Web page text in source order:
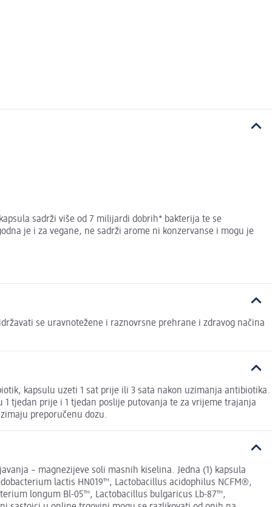
sadrži više od 7 milijardi dobrih* bakterija te se
je i za vegane, ne sadrži arome ni konzervanse i mogu je
se uravnotežene i raznovrsne prehrane i zdravog načina
kapsulu uzeti 1 sat prije ili 3 sata nakon uzimanja antibiotika.
tjedan prije i 1 tjedan poslije putovanja te za vrijeme trajanja
preporučenu dozu.
– magnezijeve soli masnih kiselina. Jedna (1) kapsula
lactis HN019™, Lactobacillus acidophilus NCFM®,
longum Bl-05™, Lactobacillus bulgaricus Lb-87™,